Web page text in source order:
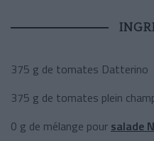
375 g de tomates Datterino
375 g de tomates plein
0 g de mélange pour salade